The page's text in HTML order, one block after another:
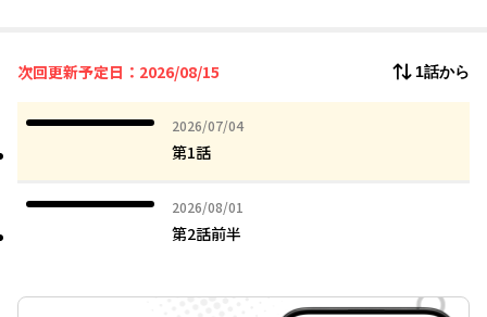
もアイドルを辞めるために、彼女として性的なことまで精いっぱ
い演じるが、徐々に奈緒は海斗に惹かれていき……。
DL数30万超えの「レンタル彼女」シリーズの作者が送る、腹黒ア
次回更新予定日：2026/08/15 1話から
2026/07/04
2026年07月04日
第1話
2026/08/01
2026年08月01日
第2話前半